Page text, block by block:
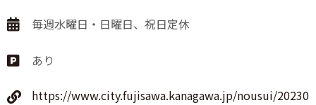
毎週水曜日・日曜日、祝日定休
あり
https://www.city.fujisawa.kanagawa.jp/nousui/20230